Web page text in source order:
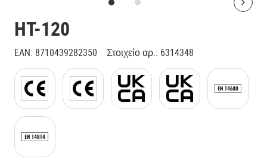
HT-120
EAN: 8710439282350 Στοιχείο αρ.: 6314348